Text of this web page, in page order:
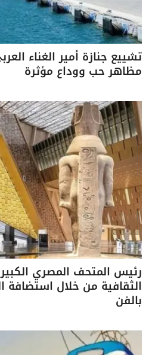
تشييع جنازة أمير الغناء
مظاهر حب ووداع مؤثرة
رئيس المتحف المصري
الثقافية من خلال استضافة
بالفن